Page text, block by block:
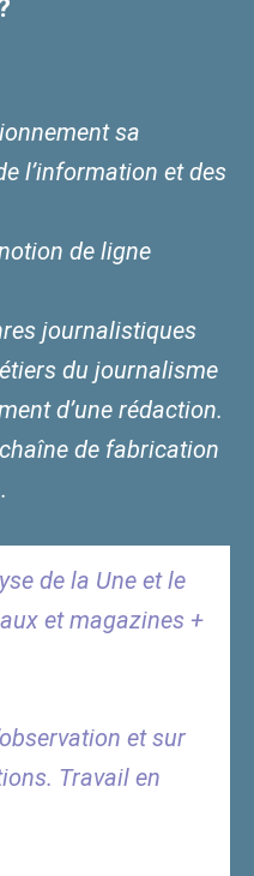
sa
l’information et des
de ligne
journalistiques
du journalisme
d’une rédaction.
de fabrication
de la Une et le
et magazines +
et sur
Travail en